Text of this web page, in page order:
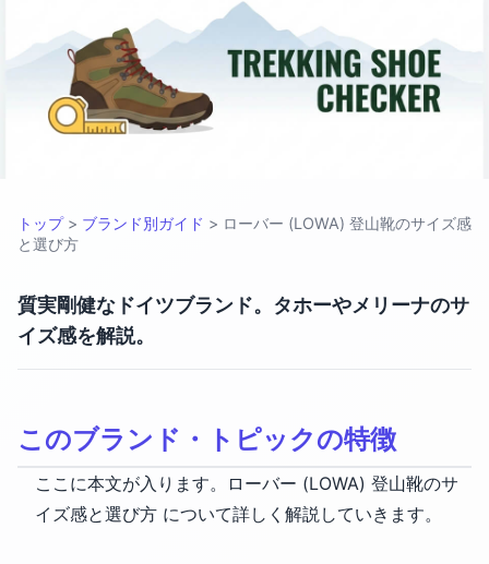
トップ> ブランド別ガイド > ローバー (LOWA) 登山靴のサイズ感
と選び方
質実剛健なドイツブランド。タホーやメリーナのサ
イズ感を解説。
このブランド・トピックの特徴
ここに本文が入ります。ローバー (LOWA) 登山靴のサ
イズ感と選び方 について詳しく解説していきます。